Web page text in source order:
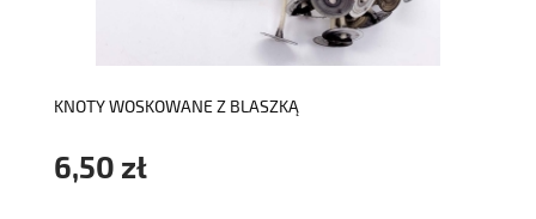
KNOTY WOSKOWANE Z BLASZKĄ
6,50 zł